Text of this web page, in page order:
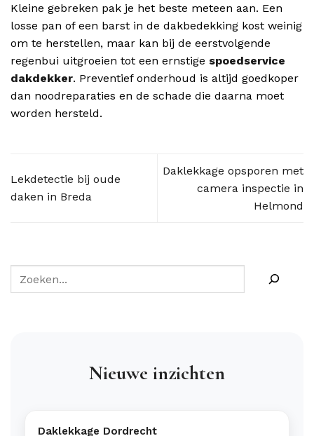
Kleine gebreken pak je het beste meteen aan. Een
losse pan of een barst in de dakbedekking kost weinig
om te herstellen, maar kan bij de eerstvolgende
regenbui uitgroeien tot een ernstige spoedservice
dakdekker. Preventief onderhoud is altijd goedkoper
dan noodreparaties en de schade die daarna moet
worden hersteld.
Lekdetectie bij oude
daken in Breda
Daklekkage opsporen met
camera inspectie in
Helmond
Nieuwe inzichten
Daklekkage Dordrecht